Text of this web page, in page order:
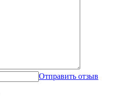
Отправить отзыв